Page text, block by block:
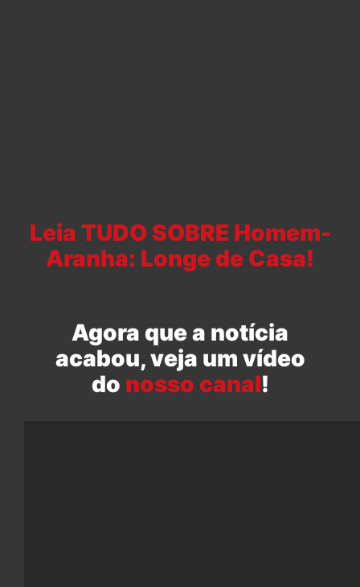
Leia TUDO SOBRE Homem-
Aranha: Longe de Casa!
Agora que a notícia
acabou, veja um vídeo
do nosso canal!